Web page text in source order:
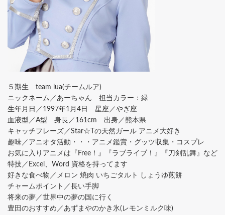
５期生 team lua(チームルア)
ニックネーム／あーちゃん 担当カラー：緑
生年月日／1997年1月4日 星座／やぎ座
血液型／A型 身長／161cm 出身／熊本県
キャッチフレーズ／Star☆Tの天然ガール アニメ大好き
趣味／アニオタ活動・・・アニメ鑑賞・グッツ収集・コスプレ
お気に入りアニメは『Free！』『ラブライブ！』『刀剣乱舞』など
特技／Excel、Word 資格を持ってます
好きな食べ物／メロン 焼肉 いちごタルト しょうゆ煎餅
チャームポイント／長い手脚
将来の夢／世界中の夢の国に行く
豊田のおすすめ／あずまやのかき氷(レモンミルク味)